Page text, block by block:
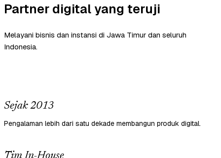
Partner digital yang teruji
Melayani bisnis dan instansi di Jawa Timur dan seluruh
Indonesia.
Sejak 2013
Pengalaman lebih dari satu dekade membangun produk digital.